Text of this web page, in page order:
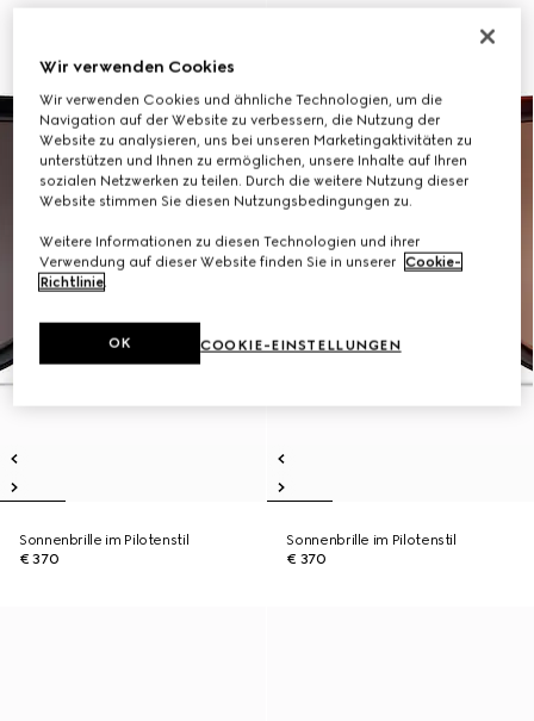
Sonnenbrille im Pilotenstil
€ 370
Sonnenbrille im Pilotenstil
€ 370
Wir verwenden Cookies
Wir verwenden Cookies und ähnliche Technologien, um die
Navigation auf der Website zu verbessern, die Nutzung der
Website zu analysieren, uns bei unseren Marketingaktivitäten zu
unterstützen und Ihnen zu ermöglichen, unsere Inhalte auf Ihren
sozialen Netzwerken zu teilen. Durch die weitere Nutzung dieser
Website stimmen Sie diesen Nutzungsbedingungen zu.
Weitere Informationen zu diesen Technologien und ihrer
Verwendung auf dieser Website finden Sie in unserer Cookie-
Richtlinie.
COOKIE-EINSTELLUNGEN
OK